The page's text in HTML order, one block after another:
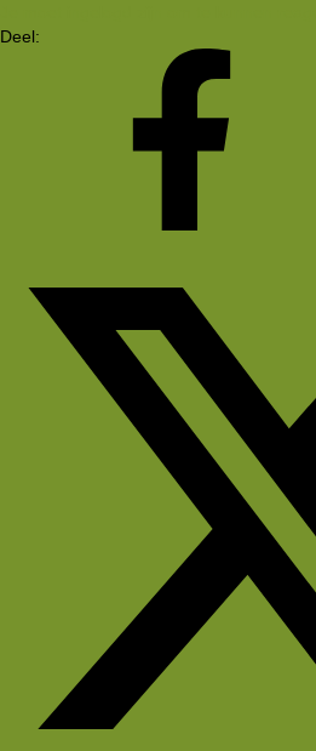
Deel: